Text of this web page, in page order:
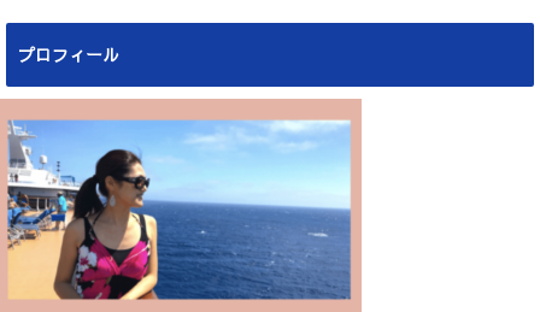
プロフィール